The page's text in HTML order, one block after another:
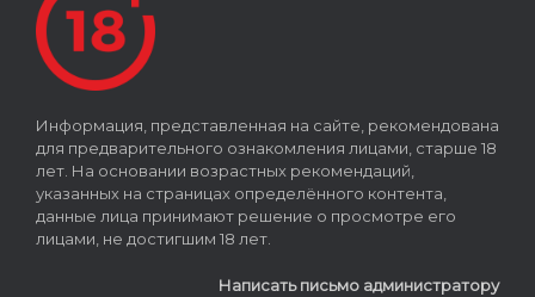
Информация, представленная на сайте, рекомендована
для предварительного ознакомления лицами, старше 18
лет. На основании возрастных рекомендаций,
указанных на страницах определённого контента,
данные лица принимают решение о просмотре его
лицами, не достигшим 18 лет.
Написать письмо администратору